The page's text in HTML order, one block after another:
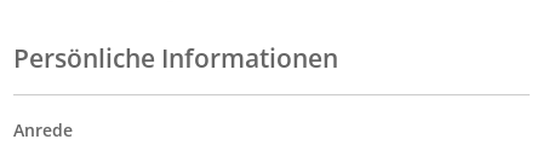
Persönliche Informationen
Anrede